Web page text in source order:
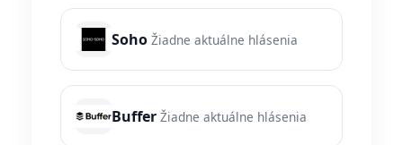
Soho Žiadne aktuálne hlásenia
Buffer Žiadne aktuálne hlásenia